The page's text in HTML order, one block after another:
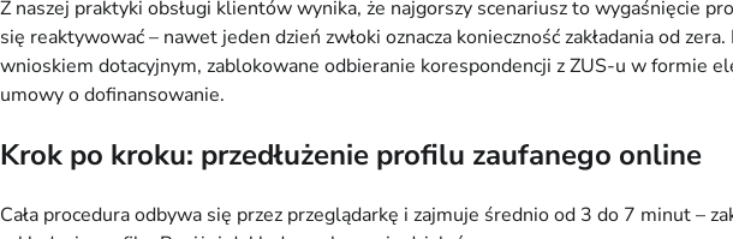
Z naszej praktyki obsługi klientów wynika, że najgorszy scenariusz to wygaśnięcie
się reaktywować – nawet jeden dzień zwłoki oznacza konieczność zakładania od
wnioskiem dotacyjnym, zablokowane odbieranie korespondencji z ZUS-u w formie
umowy o dofinansowanie.
Krok po kroku: przedłużenie profilu zaufanego online
Cała procedura odbywa się przez przeglądarkę i zajmuje średnio od 3 do 7 minut –